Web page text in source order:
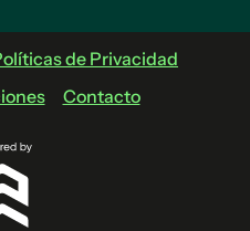
de Privacidad
Contacto